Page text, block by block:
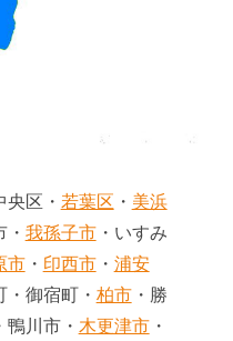
央区・ 若葉区 ・ 美浜
・ 我孫子市・いすみ
市・ 印西市・ 浦安
御宿町・ 柏市・勝
鴨川市・ 木更津市・